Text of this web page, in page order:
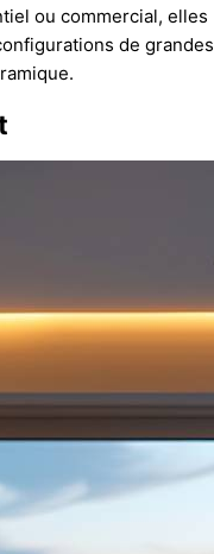
ou commercial, elles
de grandes